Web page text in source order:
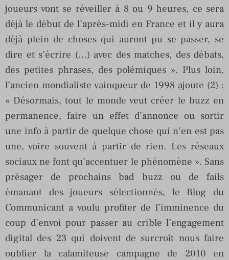
joueurs vont se réveiller à 8 ou 9 heures, ce sera
déjà le début de l’après-midi en France et il y aura
déjà plein de choses qui auront pu se passer, se
dire et s’écrire (…) avec des matches, des débats,
des petites phrases, des polémiques ». Plus loin,
l’ancien mondialiste vainqueur de 1998 ajoute (2) :
« Désormais, tout le monde veut créer le buzz en
permanence, faire un effet d’annonce ou sortir
une info à partir de quelque chose qui n’en est pas
une, voire souvent à partir de rien. Les réseaux
sociaux ne font qu’accentuer le phénomène ». Sans
présager de prochains bad buzz ou de fails
émanant des joueurs sélectionnés, le Blog du
Communicant a voulu profiter de l’imminence du
coup d’envoi pour passer au crible l’engagement
digital des 23 qui doivent de surcroît nous faire
oublier la calamiteuse campagne de 2010 en